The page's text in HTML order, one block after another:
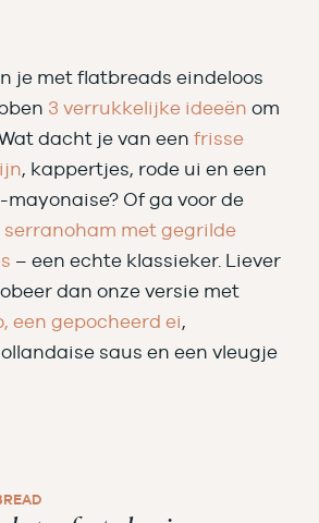
je met flatbreads eindeloos
3 verrukkelijke ideeën om
dacht je van een frisse
, kappertjes, rode ui en een
Of ga voor de
serranoham met gegrilde
– een echte klassieker. Liever
dan onze versie met
een gepocheerd ei,
saus en een vleugje